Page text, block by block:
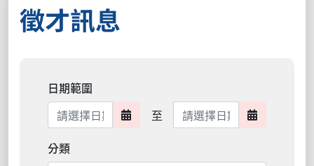
徵才訊息
日期範圍
日期範圍開始
至 日期範圍結束 日期範圍
分類